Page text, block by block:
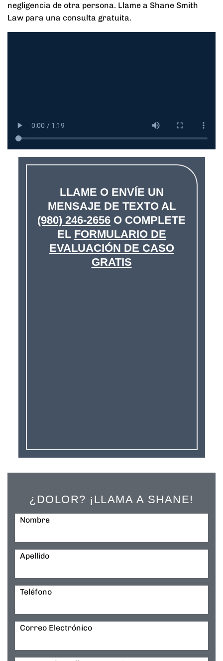
negligencia de otra persona. Llame a Shane Smith
Law para una consulta gratuita.
LLAME O ENVÍE UN
MENSAJE DE TEXTO AL
(980) 246-2656 O COMPLETE
EL FORMULARIO DE
EVALUACIÓN DE CASO
GRATIS
¿DOLOR? ¡LLAMA A SHANE!
Nombre
Apellido
Teléfono
Correo Electrónico